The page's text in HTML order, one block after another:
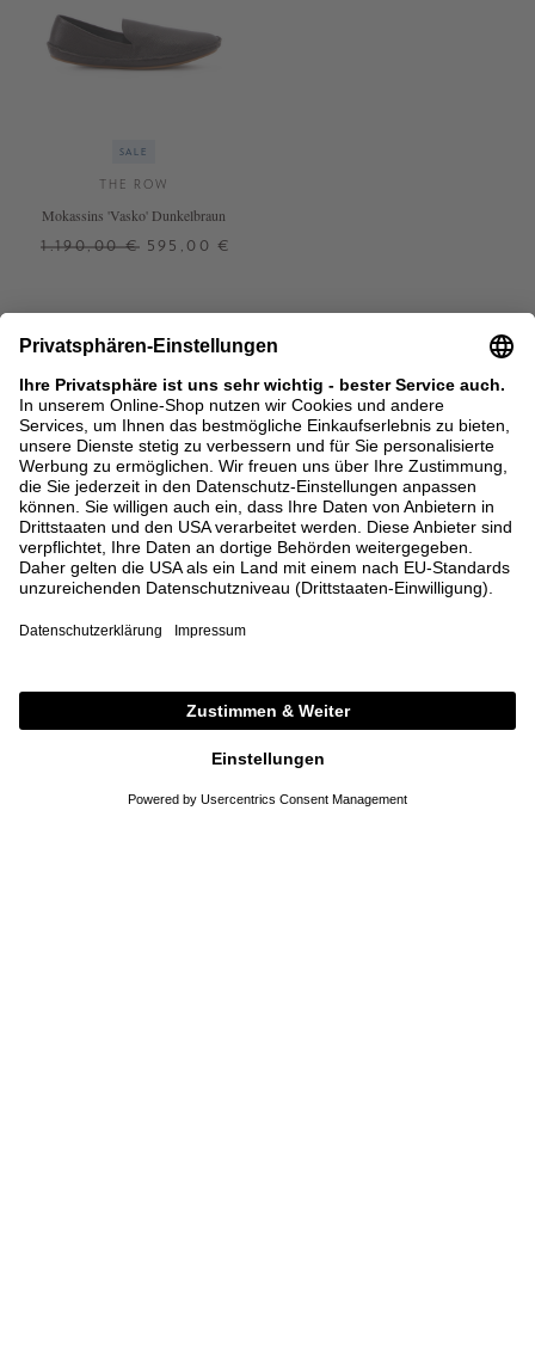
SALE
THE ROW
Mokassins 'Vasko' Dunkelbraun
1.190,00 € 595,00 €
3738394041
DETAILS
meet the brand